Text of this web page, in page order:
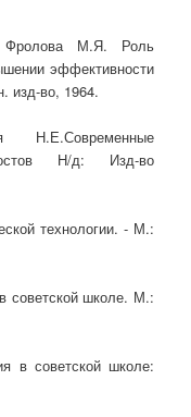
М.Я. Роль
эффективности
изд-во, 1964.
Н.Е.Современные
Ростов Н/д: Изд-во
технологии. - М.:
советской школе. М.:
в советской школе: